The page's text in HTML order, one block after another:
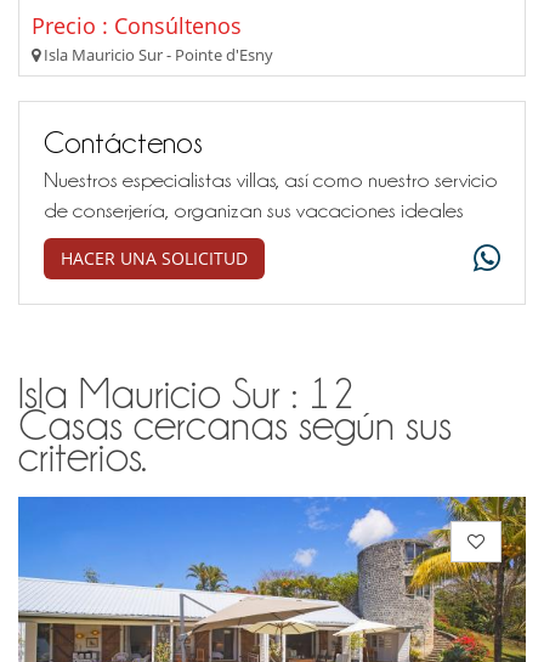
Precio : Consúltenos
Isla Mauricio Sur - Pointe d'Esny
Contáctenos
Nuestros especialistas villas, así como nuestro servicio
de conserjería, organizan sus vacaciones ideales
HACER UNA SOLICITUD
Isla Mauricio Sur : 12
Casas cercanas según sus
criterios.